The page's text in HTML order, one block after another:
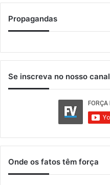
Propagandas
Se inscreva no nosso canal
Onde os fatos têm força